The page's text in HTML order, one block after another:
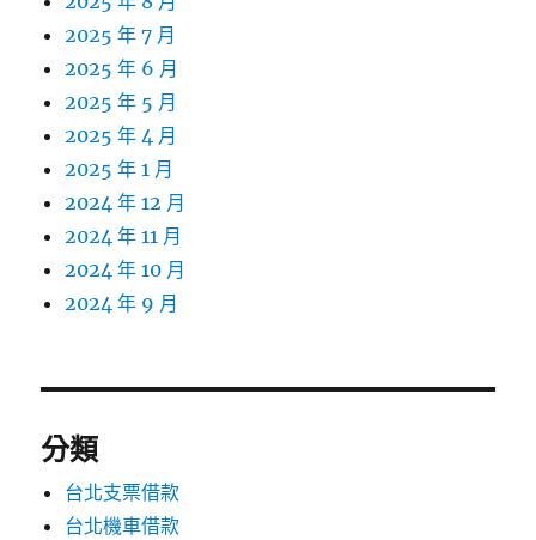
2025 年 7 月
2025 年 6 月
2025 年 5 月
2025 年 4 月
2025 年 1 月
2024 年 12 月
2024 年 11 月
2024 年 10 月
2024 年 9 月
分類
台北支票借款
台北機車借款